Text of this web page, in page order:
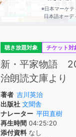
※日本マーケテ
日本語オーデ
聴き放題対象 チケット対
新・平家物語
治朗読文庫より
著者 吉川英治
出版社 文聞舎
ナレーター 平田直樹
再生時間04:25:20
添付資料なし